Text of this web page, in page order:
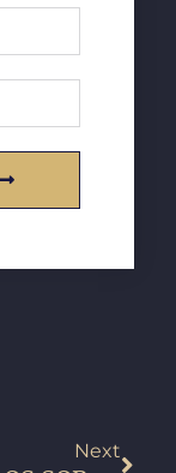
Next